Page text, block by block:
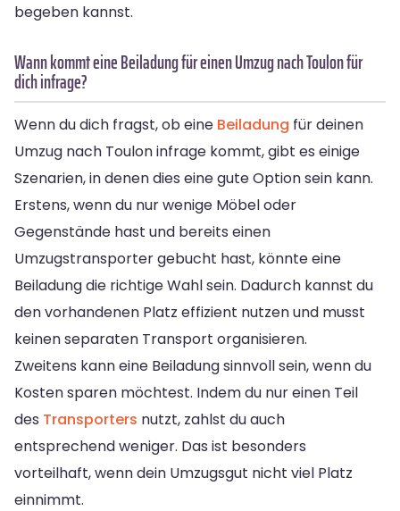
begeben kannst.
Wann kommt eine Beiladung für einen Umzug nach Toulon für
dich infrage?
Wenn du dich fragst, ob eine Beiladung für deinen
Umzug nach Toulon infrage kommt, gibt es einige
Szenarien, in denen dies eine gute Option sein kann.
Erstens, wenn du nur wenige Möbel oder
Gegenstände hast und bereits einen
Umzugstransporter gebucht hast, könnte eine
Beiladung die richtige Wahl sein. Dadurch kannst du
den vorhandenen Platz effizient nutzen und musst
keinen separaten Transport organisieren.
Zweitens kann eine Beiladung sinnvoll sein, wenn du
Kosten sparen möchtest. Indem du nur einen Teil
des Transporters nutzt, zahlst du auch
entsprechend weniger. Das ist besonders
vorteilhaft, wenn dein Umzugsgut nicht viel Platz
einnimmt.